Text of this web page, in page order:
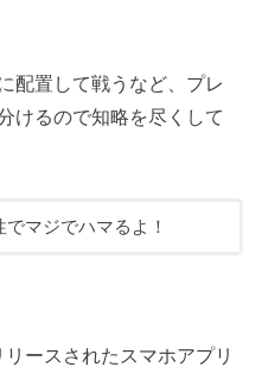
配置して戦うなど、プレ
けるので知略を尽くして
マジでハマるよ！
ースされたスマホアプリ